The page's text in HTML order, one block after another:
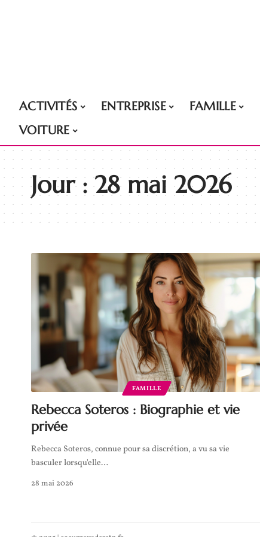
ACTIVITÉS ENTREPRISE FAMILLE
VOITURE
Jour :28 mai 2026
FAMILLE
Rebecca Soteros : Biographie et vie
privée
Rebecca Soteros, connue pour sa discrétion, a vu sa vie
basculer lorsqu'elle…
28 mai 2026